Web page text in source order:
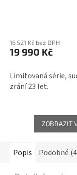
16 521 Kč bez DPH
19 990 Kč
Limitovaná série,
zrání 23 let.
ZOBRAZIT
Popis Podobné